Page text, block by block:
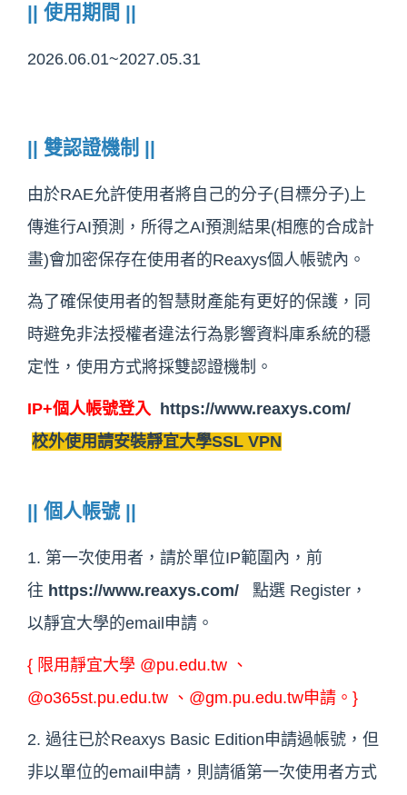
|| 使用期間 ||
2026.06.01~2027.05.31
|| 雙認證機制 ||
由於RAE允許使用者將自己的分子(目標分子)上
傳進行AI預測，所得之AI預測結果(相應的合成計
畫)會加密保存在使用者的Reaxys個人帳號內。
為了確保使用者的智慧財產能有更好的保護，同
時避免非法授權者違法行為影響資料庫系統的穩
定性，使用方式將採雙認證機制。
IP+個人帳號登入
https://www.reaxys.com/
校外使用請安裝靜宜大學SSL VPN
|| 個人帳號 ||
1. 第一次使用者，請於單位IP範圍內，前
往 https://www.reaxys.com/ 點選 Register，
以靜宜大學的email申請。
{ 限用靜宜大學 @pu.edu.tw 、
@o365st.pu.edu.tw 、@gm.pu.edu.tw申請。}
2. 過往已於Reaxys Basic Edition申請過帳號，但
非以單位的email申請，則請循第一次使用者方式